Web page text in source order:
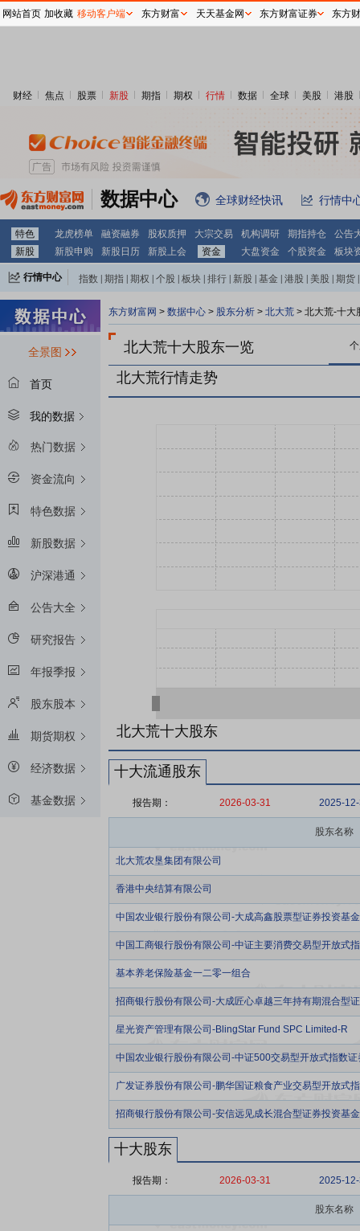
财经 焦点 股票 新股 期指 期权 行情 数据 全球 美股 港股
数据中心 全球财经快讯 行情中
特色 龙虎榜单 融资融券 股权质押 大宗交易 机构调研 期指持仓
公告
新股
新股申购 新股日历 新股上会 资金 大盘资金 个股资金 板块
行情中心 指数 期指 期权 个股 板块 排行 新股 基金 港股 美股 期货
全景图
首页
我的数据
热门数据
资金流向
特色数据
新股数据
沪深港通
公告大全
研究报告
年报季报
股东股本
期货期权
经济数据
基金数据
东方财富网 > 数据中心 > 股东分析 > 北大荒 > 北大荒-十大
北大荒十大股东一览
北大荒行情走势
北大荒十大股东
十大流通股东
报告期： 2026-03-31 2025-
股东名称
北大荒农垦集团有限公司
香港中央结算有限公司
中国农业银行股份有限公司-大成高鑫股票型证券投资基金
中国工商银行股份有限公司-中证主要消费交易型开放式
基本养老保险基金一二零一组合
招商银行股份有限公司-大成匠心卓越三年持有期混合型
星光资产管理有限公司-BlingStar Fund SPC Limited-R
中国农业银行股份有限公司-中证500交易型开放式指数
广发证券股份有限公司-鹏华国证粮食产业交易型开放式
招商银行股份有限公司-安信远见成长混合型证券投资基金
十大股东
报告期： 2026-03-31 2025-
股东名称
网站首页 加收藏 移动客户端 东方财富 天天基金网 东方财富证券 东方